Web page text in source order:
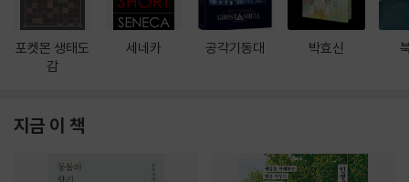
포켓몬 생태도
감
세네카 공각기동대 박효신
지금 이 책